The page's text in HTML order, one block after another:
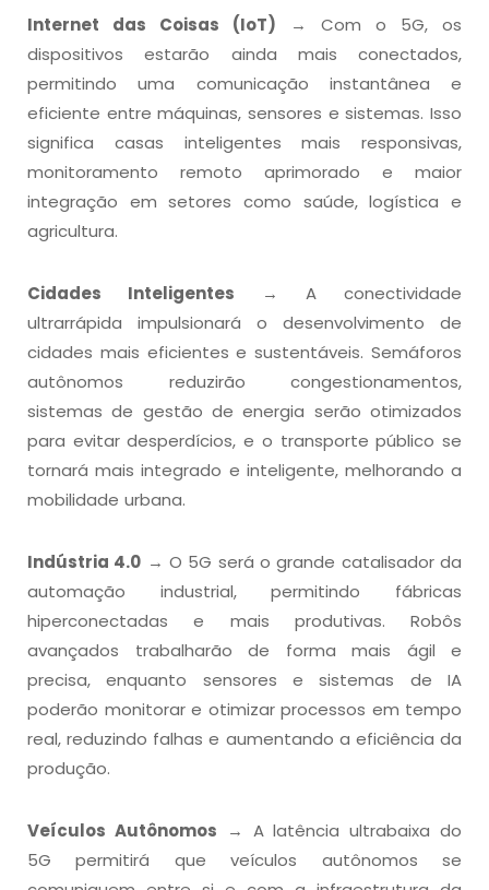
Internet das Coisas (IoT) → Com o 5G, os
dispositivos estarão ainda mais conectados,
permitindo uma comunicação instantânea e
eficiente entre máquinas, sensores e sistemas. Isso
significa casas inteligentes mais responsivas,
monitoramento remoto aprimorado e maior
integração em setores como saúde, logística e
agricultura.
Cidades Inteligentes → A conectividade
ultrarrápida impulsionará o desenvolvimento de
cidades mais eficientes e sustentáveis. Semáforos
autônomos reduzirão congestionamentos,
sistemas de gestão de energia serão otimizados
para evitar desperdícios, e o transporte público se
tornará mais integrado e inteligente, melhorando a
mobilidade urbana.
Indústria 4.0 → O 5G será o grande catalisador da
automação industrial, permitindo fábricas
hiperconectadas e mais produtivas. Robôs
avançados trabalharão de forma mais ágil e
precisa, enquanto sensores e sistemas de IA
poderão monitorar e otimizar processos em tempo
real, reduzindo falhas e aumentando a eficiência da
produção.
Veículos Autônomos → A latência ultrabaixa do
5G permitirá que veículos autônomos se